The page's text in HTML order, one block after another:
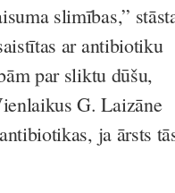
slimības,”
ar antibiotiku
par sliktu dūšu,
G. Laizāne
ja ārsts